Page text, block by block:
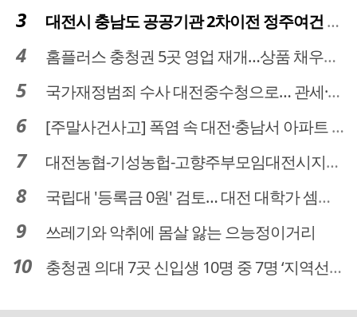
대전시 충남도 공공기관 2차이전 정주여건 확보 시급
홈플러스 충청권 5곳 영업 재개…상품 채우기 ‘속도전’
국가재정범죄 수사 대전중수청으로… 관세·국세 수사 전문인력 주목
[주말사건사고] 폭염 속 대전·충남서 아파트 화재·정전 잇따라…주민 대피·불편
대전농협-기성농헙-고향주부모임대전시지회, 이심점심 중식지원 봉사활동
국립대 '등록금 0원' 검토… 대전 대학가 셈법 복잡
쓰레기와 악취에 몸살 앓는 으능정이거리
충청권 의대 7곳 신입생 10명 중 7명 ‘지역선발’… 대전도 69.7%